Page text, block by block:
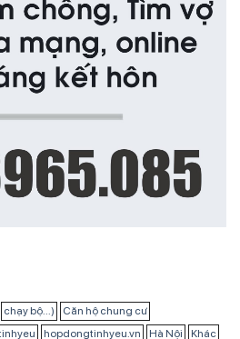
chạy bộ...)
Căn hộ chung cư
hopdongtinhyeu.vn Hà Nội
Khác